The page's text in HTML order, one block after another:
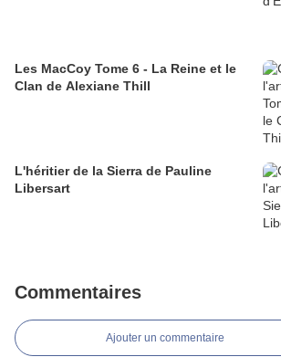
Les MacCoy Tome 6 - La Reine et le
Clan de Alexiane Thill
L'héritier de la Sierra de Pauline
Libersart
Commentaires
Ajouter un commentaire